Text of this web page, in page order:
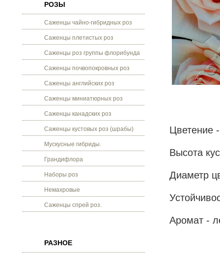
РОЗЫ
Саженцы чайно-гибридных роз
Саженцы плетистых роз
Саженцы роз группы флорибунда
Саженцы почвопокровных роз
Саженцы английских роз
Саженцы миниатюрных роз
Саженцы канадских роз
Саженцы кустовых роз (шрабы)
Мускусные гибриды.
Грандифлора
Наборы роз
Немахровые
Саженцы спрей роз.
РАЗНОЕ
Цветение
Высота
Диаметр
Аромат -